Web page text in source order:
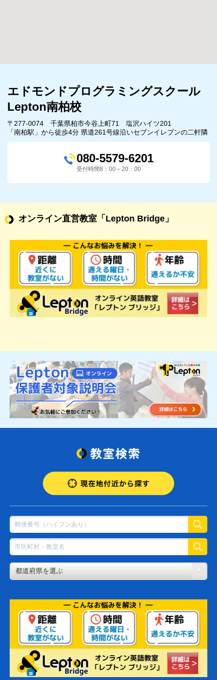
エドモンドプログラミングスクール
Lepton南柏校
〒277-0074 千葉県柏市今谷上町71 塩沢ハイツ201
「南柏駅」から徒歩4分 県道261号線沿いセブンイレブンの二軒隣
080-5579-6201
受付時間8：00～20：00
オンライン直営教室 「Lepton Bridge」